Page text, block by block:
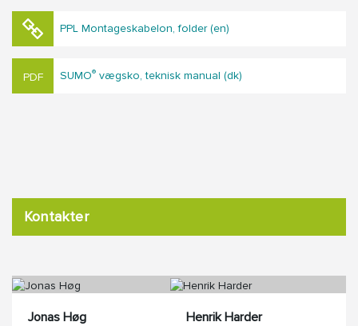
PPL Montageskabelon, folder (en)
SUMO® vægsko, teknisk manual (dk)
Kontakter
Jonas Høg
Henrik Harder